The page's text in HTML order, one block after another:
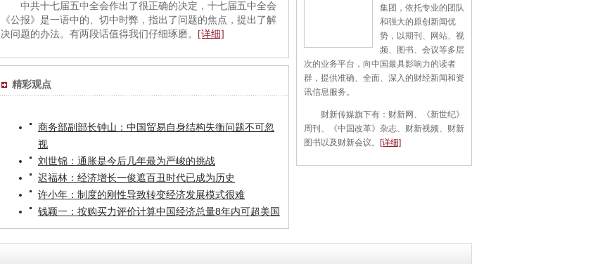
中共十七届五中全会作出了很正确的决定，十七届五中全会
《公报》是一语中的、切中时弊，指出了问题的焦点，提出了解
决问题的办法。有两段话值得我们仔细琢磨。
[详细]
精彩观点
商务部副部长钟山：中国贸易自身结构失衡问题不可忽
视
刘世锦：通胀是今后几年最为严峻的挑战
迟福林：经济增长一俊遮百丑时代已成为历史
许小年：制度的刚性导致转变经济发展模式很难
钱颖一：按购买力评价计算中国经济总量8年内可超美国
集团，依托专业的团队
和强大的原创新闻优
势，以期刊、网站、视
频、图书、会议等多层
次的业务平台，向中国最具影响力的读者
群，提供准确、全面、深入的财经新闻和资
讯信息服务。
财新传媒旗下有：财新网、《新世纪》
周刊、《中国改革》杂志、财新视频、财新
图书以及财新会议。
[详细]